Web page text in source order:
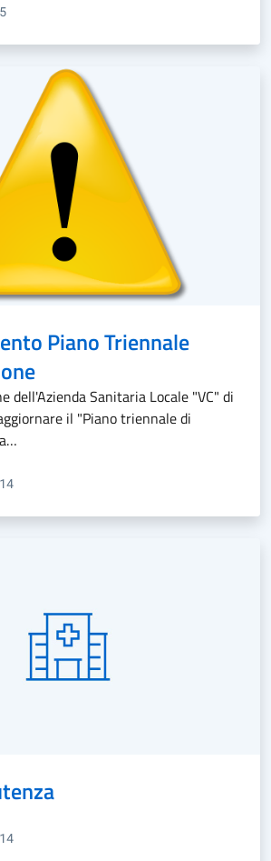
Piano Triennale
dell'Azienda Sanitaria Locale "VC" di
il "Piano triennale di